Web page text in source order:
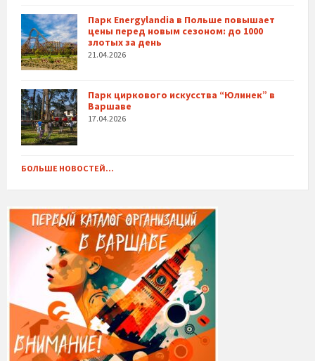
Парк Energylandia в Польше повышает
цены перед новым сезоном: до 1000
злотых за день
21.04.2026
Парк циркового искусства “Юлинек” в
Варшаве
17.04.2026
БОЛЬШЕ НОВОСТЕЙ...